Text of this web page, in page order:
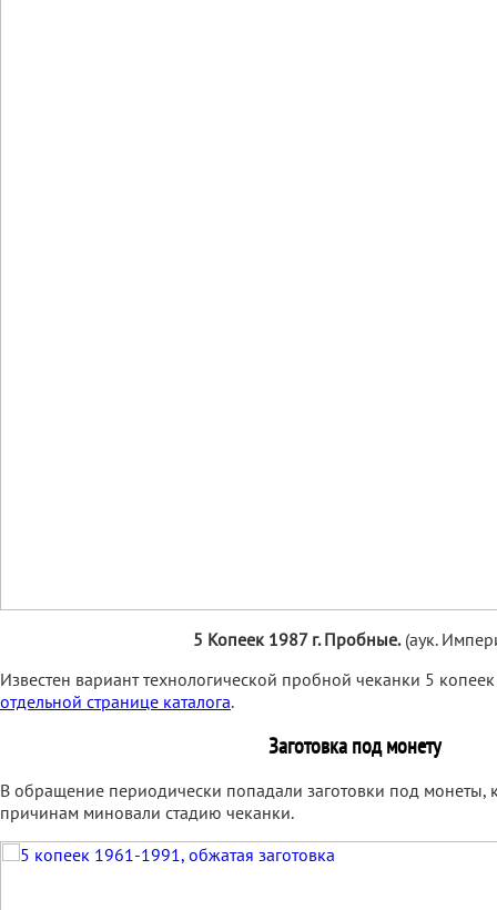
5 Копеек 1987 г. Пробные.(аук.
Известен вариант технологической пробной чеканки 5
отдельной странице каталога.
Заготовка под монету
В обращение периодически попадали заготовки под монеты,
причинам миновали стадию чеканки.